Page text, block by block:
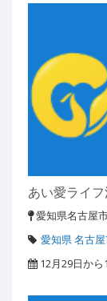
あい愛ライ
愛知県名古屋
愛知県 名古
12月29日から